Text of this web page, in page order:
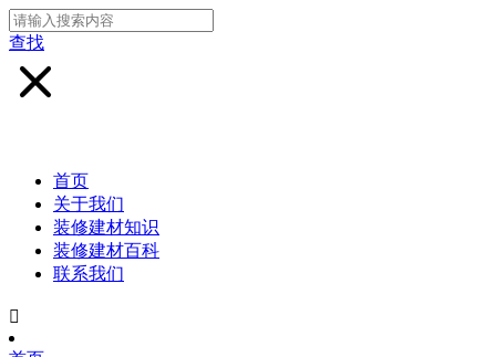
查找
首页
关于我们
装修建材知识
装修建材百科
联系我们
